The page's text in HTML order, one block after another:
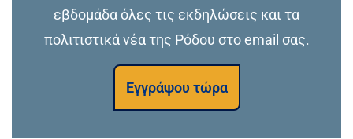
εβδομάδα όλες τις εκδηλώσεις και τα
πολιτιστικά νέα της Ρόδου στο email σας.
Εγγράψου τώρα